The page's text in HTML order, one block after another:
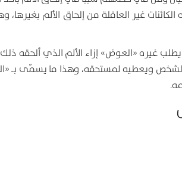
غير العاقلة من إلحاق الألم
غيره «العوض» إزاء الألم الذي ألحقه
ويعطيه لمستحقه، وهذا ما يسمّى بـ